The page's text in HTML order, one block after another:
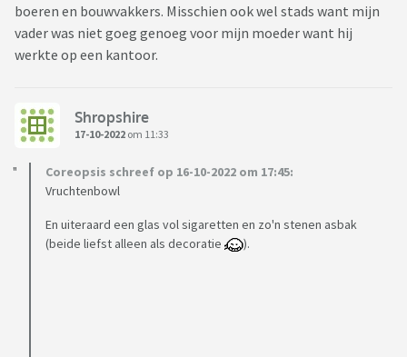
boeren en bouwvakkers. Misschien ook wel stads want mijn
vader was niet goeg genoeg voor mijn moeder want hij
werkte op een kantoor.
Shropshire
17-10-2022 om 11:33
Coreopsis schreef op 16-10-2022 om 17:45:
Vruchtenbowl
En uiteraard een glas vol sigaretten en zo'n stenen asbak
(beide liefst alleen als decoratie
).